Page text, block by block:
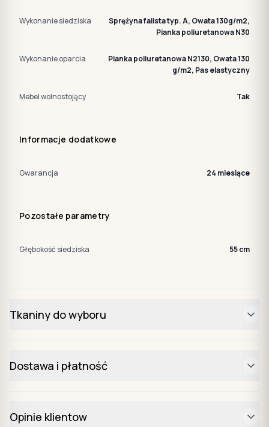
Wykonanie siedziska
Sprężyna falista typ. A, Owata 130g/m2,
Pianka poliuretanowa N30
Wykonanie oparcia
Pianka poliuretanowa N2130, Owata 130
g/m2, Pas elastyczny
Mebel wolnostojący Tak
Informacje dodatkowe
Gwarancja 24 miesiące
Pozostałe parametry
Głębokość siedziska 55 cm
Tkaniny do wyboru
Dostawa i płatność
Opinie klientow